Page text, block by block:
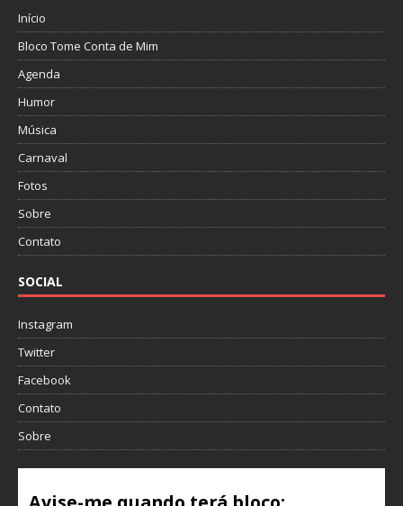
Início
Bloco Tome Conta de Mim
Agenda
Humor
Música
Carnaval
Fotos
Sobre
Contato
SOCIAL
Instagram
Twitter
Facebook
Contato
Sobre